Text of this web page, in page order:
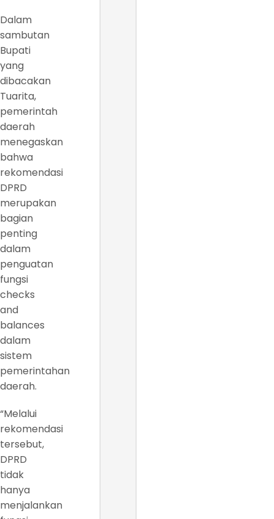
Dalam
sambutan
Bupati
yang
dibacakan
Tuarita,
pemerintah
daerah
menegaskan
bahwa
rekomendasi
DPRD
merupakan
bagian
penting
dalam
penguatan
fungsi
checks
and
balances
dalam
sistem
pemerintahan
daerah.
“Melalui
rekomendasi
tersebut,
DPRD
tidak
hanya
menjalankan